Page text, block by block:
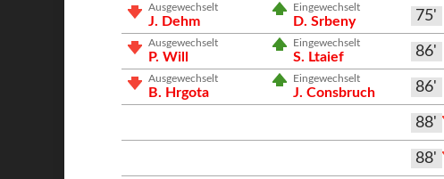
Ausgewechselt
J. Dehm
Eingewechselt
D. Srbeny 75'
Ausgewechselt
P. Will
Eingewechselt
S. Ltaief 86'
Ausgewechselt
B. Hrgota
Eingewechselt
J. Consbruch 86'
88'
88'